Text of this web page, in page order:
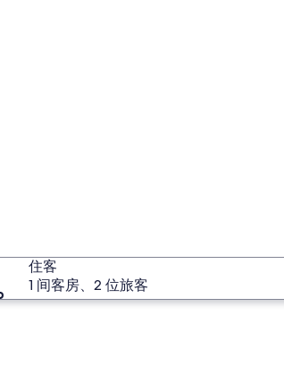
住客
1 间客房、2 位旅客